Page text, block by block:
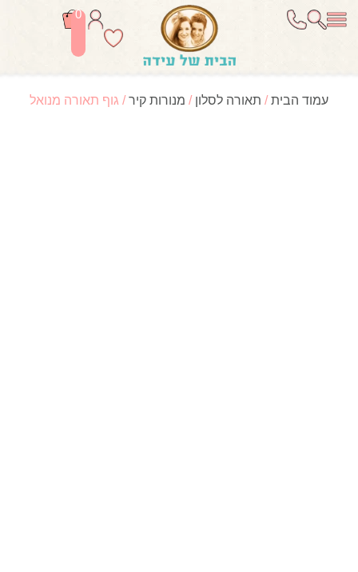
0
עמוד הבית/ תאורה לסלון / מנורות קיר/ גוף תאורה מנואל